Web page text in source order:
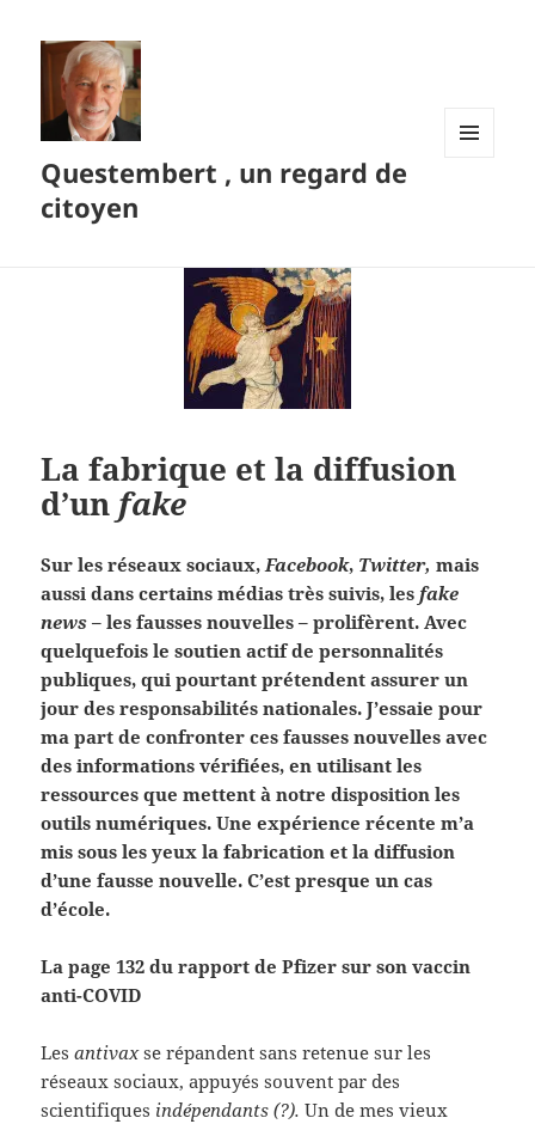
Questembert , un regard de
citoyen
La fabrique et la diffusion
d’un fake
Sur les réseaux sociaux, Facebook, Twitter, mais
aussi dans certains médias très suivis, les fake
news – les fausses nouvelles – prolifèrent. Avec
quelquefois le soutien actif de personnalités
publiques, qui pourtant prétendent assurer un
jour des responsabilités nationales. J’essaie pour
ma part de confronter ces fausses nouvelles avec
des informations vérifiées, en utilisant les
ressources que mettent à notre disposition les
outils numériques. Une expérience récente m’a
mis sous les yeux la fabrication et la diffusion
d’une fausse nouvelle. C’est presque un cas
d’école.
La page 132 du rapport de Pfizer sur son vaccin
anti-COVID
Lesantivaxse répandent sans retenue sur les
réseaux sociaux, appuyés souvent par des
scientifiques indépendants (?). Un de mes vieux